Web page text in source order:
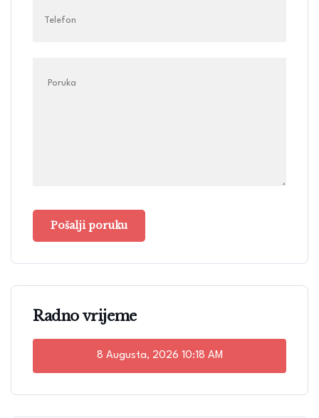
Radno vrijeme
8 Augusta, 2026 10:18 AM